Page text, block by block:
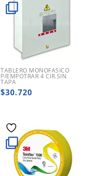
TABLERO MONOFASICO
P/EMPOTRAR 4 CIR.SIN
TAPA
$30.720